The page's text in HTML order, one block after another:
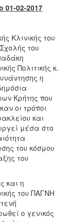
01-02-2017
Κλινικής του
του
Πολιτικής κ.
η
Κρήτης που
οι τρόποι
και
μέσα στο
του κόσμου
του
και η
του ΠΑΓΝΗ
ο γενικός